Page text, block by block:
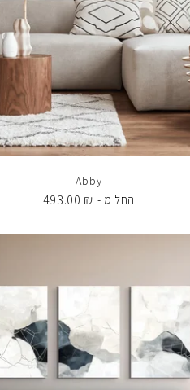
Abby
החל מ -
493.00 ₪